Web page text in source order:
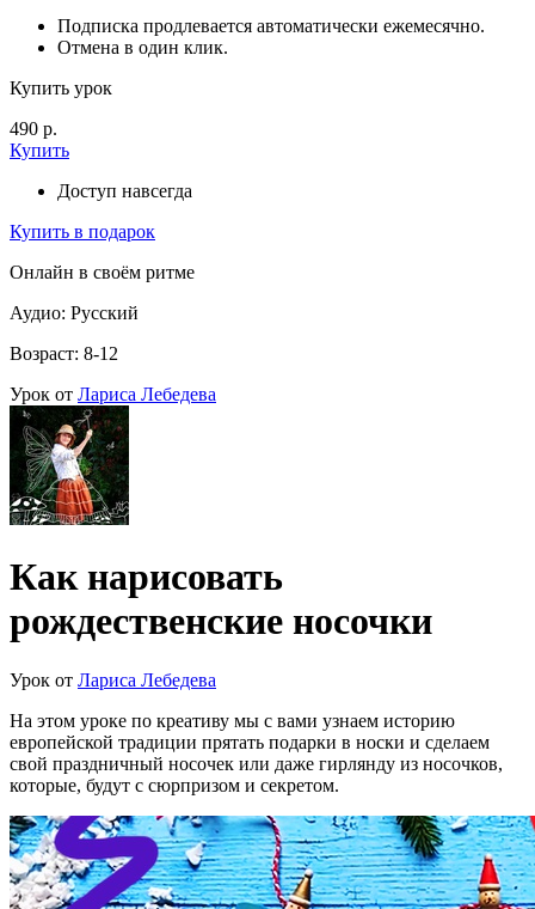
Подписка продлевается автоматически ежемесячно.
Отмена в один клик.
Купить урок
490 р.
Купить
Доступ навсегда
Купить в подарок
Онлайн в своём ритме
Аудио: Русский
Возраст: 8-12
Урок от Лариса Лебедева
Как нарисовать
рождественские носочки
Урок от Лариса Лебедева
На этом уроке по креативу мы с вами узнаем историю
европейской традиции прятать подарки в носки и сделаем
свой праздничный носочек или даже гирлянду из носочков,
которые, будут с сюрпризом и секретом.